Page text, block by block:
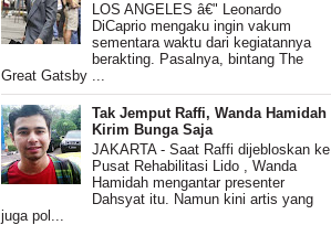
LOS ANGELES â€" Leonardo
DiCaprio mengaku ingin vakum
sementara waktu dari kegiatannya
berakting. Pasalnya, bintang The
Great Gatsby ...
Tak Jemput Raffi, Wanda Hamidah
Kirim Bunga Saja
JAKARTA - Saat Raffi dijebloskan ke
Pusat Rehabilitasi Lido , Wanda
Hamidah mengantar presenter
Dahsyat itu. Namun kini artis yang
juga pol...